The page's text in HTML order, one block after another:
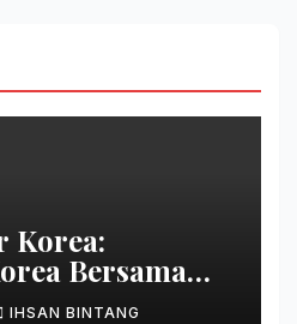
Korea:
Bersama
IHSAN BINTANG